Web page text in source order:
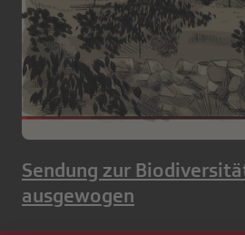
Sendung zur
ausgewogen